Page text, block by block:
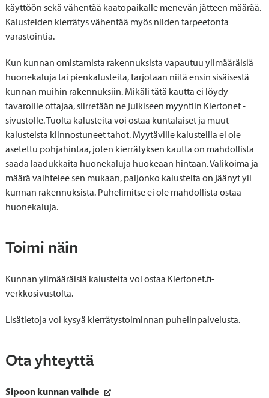
käyttöön sekä vähentää kaatopaikalle menevän jätteen määrää.
Kalusteiden kierrätys vähentää myös niiden tarpeetonta
varastointia.
Kun kunnan omistamista rakennuksista vapautuu ylimääräisiä
huonekaluja tai pienkalusteita, tarjotaan niitä ensin sisäisestä
kunnan muihin rakennuksiin. Mikäli tätä kautta ei löydy
tavaroille ottajaa, siirretään ne julkiseen myyntiin Kiertonet -
sivustolle. Tuolta kalusteita voi ostaa kuntalaiset ja muut
kalusteista kiinnostuneet tahot. Myytäville kalusteilla ei ole
asetettu pohjahintaa, joten kierrätyksen kautta on mahdollista
saada laadukkaita huonekaluja huokeaan hintaan. Valikoima ja
määrä vaihtelee sen mukaan, paljonko kalusteita on jäänyt yli
kunnan rakennuksista. Puhelimitse ei ole mahdollista ostaa
huonekaluja.
Toimi näin
Kunnan ylimääräisiä kalusteita voi ostaa Kiertonet.fi-
verkkosivustolta.
Lisätietoja voi kysyä kierrätystoiminnan puhelinpalvelusta.
Ota yhteyttä
Sipoon kunnan vaihde